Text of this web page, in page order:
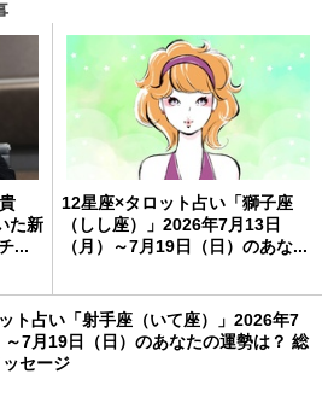
た新
...
12星座×タロット占い「獅子座
（しし座）」2026年7月13日
（月）～7月19日（日）のあな...
ト占い「射手座（いて座）」2026年7
～7月19日（日）のあなたの運勢は？ 総
セージ